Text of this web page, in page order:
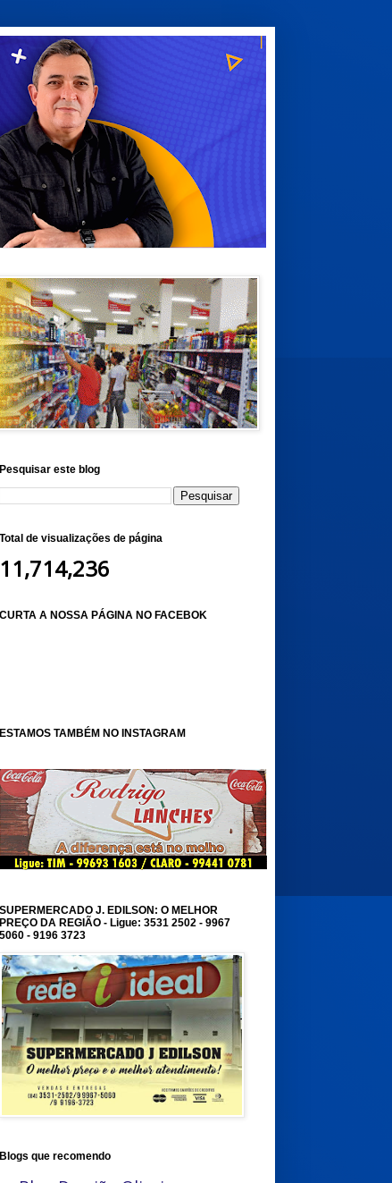
Pesquisar este blog
Total de visualizações de página
11,714,236
CURTA A NOSSA PÁGINA NO FACEBOK
ESTAMOS TAMBÉM NO INSTAGRAM
SUPERMERCADO J. EDILSON: O MELHOR
PREÇO DA REGIÃO - Ligue: 3531 2502 - 9967
5060 - 9196 3723
Blogs que recomendo